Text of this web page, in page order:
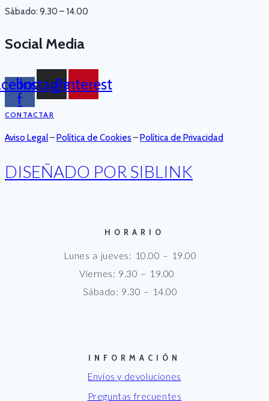
Sábado: 9.30 – 14.00
Social Media
f
InstagramPinterest
CONTACTAR
Aviso Legal–Política de Cookies –Política de Privacidad
DISEÑADO POR SIBLINK
HORARIO
Lunes a jueves: 10.00 – 19.00
Viernes: 9.30 – 19.00
Sábado: 9.30 – 14.00
INFORMACIÓN
Envíos y devoluciones
Preguntas frecuentes